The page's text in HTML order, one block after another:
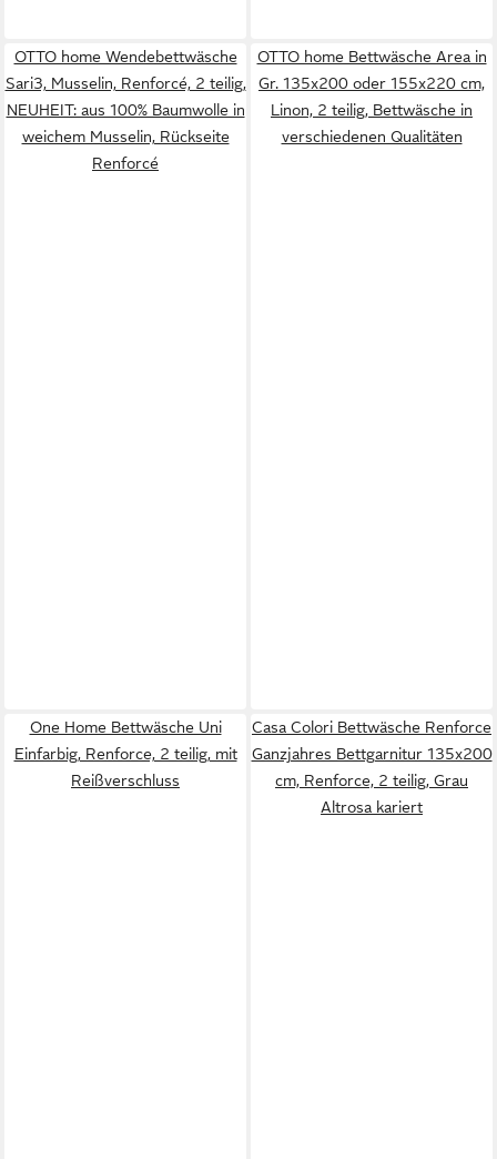
OTTO home Wendebettwäsche
Sari3, Musselin, Renforcé, 2 teilig,
NEUHEIT: aus 100% Baumwolle in
weichem Musselin, Rückseite
Renforcé
OTTO home Bettwäsche Area in
Gr. 135x200 oder 155x220 cm,
Linon, 2 teilig, Bettwäsche in
verschiedenen Qualitäten
One Home Bettwäsche Uni
Einfarbig, Renforce, 2 teilig, mit
Reißverschluss
Casa Colori Bettwäsche Renforce
Ganzjahres Bettgarnitur 135x200
cm, Renforce, 2 teilig, Grau
Altrosa kariert